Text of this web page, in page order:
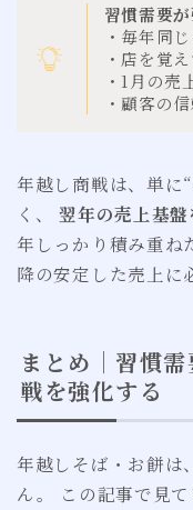
習慣需要
・毎年同
・店を覚
・1月の売
・顧客の
年越し商戦は、単に
く、翌年の売上基
年しっかり積み重ね
降の安定した売上に
まとめ｜習慣
戦を強化する
年越しそば・お餅は
ん。 この記事で見て